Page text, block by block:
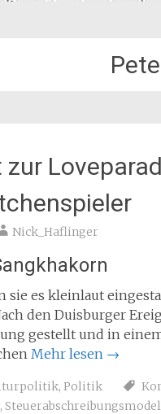
Nick_Haflinger
sie es kleinlaut
den Duisburger
gestellt und in
Mehr lesen →
, Politik
,